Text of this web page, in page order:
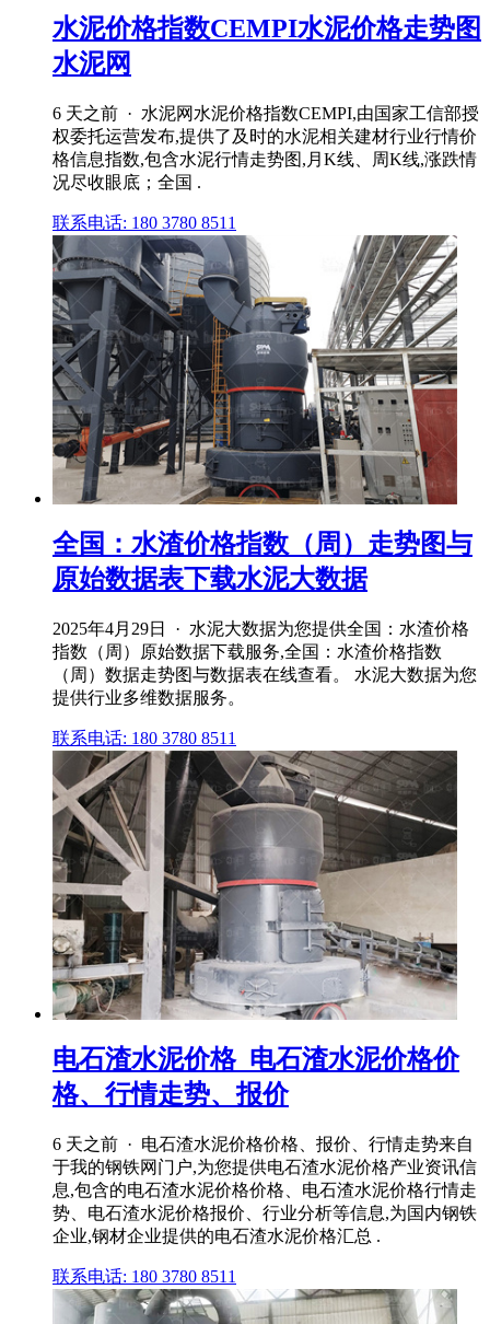
水泥价格指数CEMPI水泥价格走势图
水泥网
6 天之前 · 水泥网水泥价格指数CEMPI,由国家工信部授
权委托运营发布,提供了及时的水泥相关建材行业行情价
格信息指数,包含水泥行情走势图,月K线、周K线,涨跌情
况尽收眼底；全国 .
联系电话: 180 3780 8511
全国：水渣价格指数（周）走势图与
原始数据表下载水泥大数据
2025年4月29日 · 水泥大数据为您提供全国：水渣价格
指数（周）原始数据下载服务,全国：水渣价格指数
（周）数据走势图与数据表在线查看。 水泥大数据为您
提供行业多维数据服务。
联系电话: 180 3780 8511
电石渣水泥价格_电石渣水泥价格价
格、行情走势、报价
6 天之前 · 电石渣水泥价格价格、报价、行情走势来自
于我的钢铁网门户,为您提供电石渣水泥价格产业资讯信
息,包含的电石渣水泥价格价格、电石渣水泥价格行情走
势、电石渣水泥价格报价、行业分析等信息,为国内钢铁
企业,钢材企业提供的电石渣水泥价格汇总 .
联系电话: 180 3780 8511